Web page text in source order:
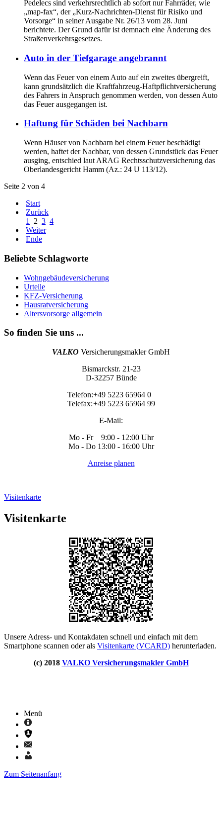
Pedelecs sind verkehrsrechtlich ab sofort nur Fahrräder, wie
„map-fax“, der „Kurz-Nachrichten-Dienst für Risiko und
Vorsorge“ in seiner Ausgabe Nr. 26/13 vom 28. Juni
berichtete. Der Grund dafür ist demnach eine Änderung des
Straßenverkehrsgesetzes.
Auto in der Tiefgarage angebrannt
Wenn das Feuer von einem Auto auf ein zweites übergreift,
kann grundsätzlich die Kraftfahrzeug-Haftpflichtversicherung
des Fahrers in Anspruch genommen werden, von dessen Auto
das Feuer ausgegangen ist.
Haftung für Schäden bei Nachbarn
Wenn Häuser von Nachbarn bei einem Feuer beschädigt
werden, haftet der Nachbar, von dessen Grundstück das Feuer
ausging, entschied laut ARAG Rechtsschutzversicherung das
Oberlandesgericht Hamm (Az.: 24 U 113/12).
Seite 2 von 4
Start
Zurück
1
2 3 4
Weiter
Ende
Beliebte Schlagworte
Wohngebäudeversicherung
Urteile
KFZ-Versicherung
Hausratversicherung
Altersvorsorge allgemein
So finden Sie uns ...
VALKO Versicherungsmakler GmbH
Bismarckstr. 21-23
D-32257 Bünde
Telefon:+49 5223 65964 0
Telefax:+49 5223 65964 99
E-Mail:
Mo - Fr 9:00 - 12:00 Uhr
Mo - Do 13:00 - 16:00 Uhr
Anreise planen
Visitenkarte
Visitenkarte
Unsere Adress- und Kontakdaten schnell und einfach mit dem
Smartphone scannen oder als Visitenkarte (VCARD) herunterladen.
(c) 2018 VALKO Versicherungsmakler GmbH
Menü
Zum Seitenanfang